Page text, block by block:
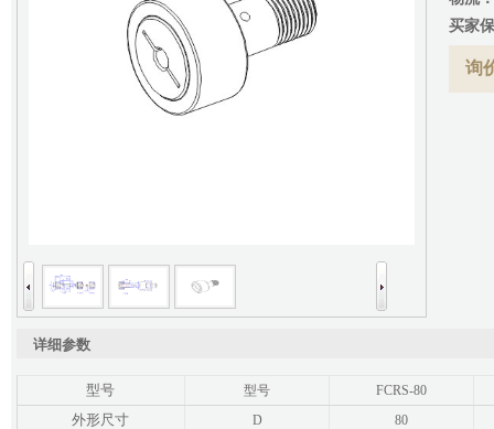
买家
询
详细参数
型号 型号 FCRS-80
外形尺寸 D
80